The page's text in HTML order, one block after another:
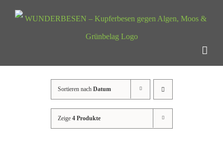
Sortieren nach Datum
Zeige 4 Produkte